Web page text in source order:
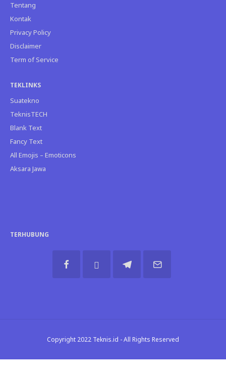
Tentang
Kontak
Privacy Policy
Disclaimer
Term of Service
TEKLINKS
Suatekno
TeknisTECH
Blank Text
Fancy Text
All Emojis – Emoticons
Aksara Jawa
TERHUBUNG
Copyright 2022 Teknis.id - All Rights Reserved